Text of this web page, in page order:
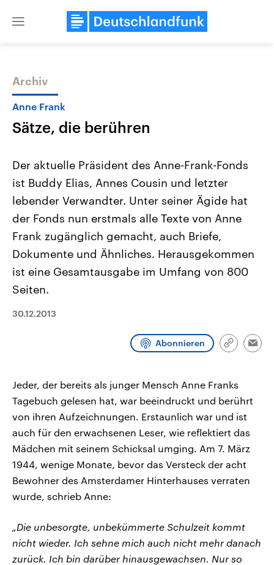
Close
Themen
Landtagswahl Sachsen-Anhalt
2026
Alle Informationen
Sachsen-Anhalt wählt am 6.
September 2026 einen neuen
Bundesland von einer Koalition aus
Umfragen, Prognosen,
und Hintergründe zu den Parteien
USA
Aktuelle Beiträge,
Hintergründe
Wirtschaftlich und
gehören die Vereinigten
den mächtigsten Ländern
mit großem Einfluss auf
Sendungen
Archiv
Anne Frank
Sätze, die berühren
Der aktuelle Präsident des Anne-Frank-Fonds
ist Buddy Elias, Annes Cousin und letzter
lebender Verwandter. Unter seiner Ägide hat
der Fonds nun erstmals alle Texte von Anne
Frank zugänglich gemacht, auch Briefe,
Dokumente und Ähnliches. Herausgekommen
ist eine Gesamtausgabe im Umfang von 800
Seiten.
30.12.2013
Abonnieren
Link
Jeder, der bereits als junger Mensch Anne Franks
Tagebuch gelesen hat, war beeindruckt und berührt
von ihren Aufzeichnungen. Erstaunlich war und ist
auch für den erwachsenen Leser, wie reflektiert das
Mädchen mit seinem Schicksal umging. Am 7. März
1944, wenige Monate, bevor das Versteck der acht
Bewohner des Amsterdamer Hinterhauses verraten
wurde, schrieb Anne:
„Die unbesorgte, unbekümmerte Schulzeit kommt
nicht wieder. Ich sehne mich auch nicht mehr danach
zurück. Ich bin darüber hinausgewachsen. Nur so